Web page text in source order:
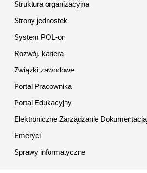
Struktura organizacyjna
Strony jednostek
System POL-on
Rozwój, kariera
Związki zawodowe
Portal Pracownika
Portal Edukacyjny
Elektroniczne Zarządzanie Dokumentacją
Emeryci
Sprawy informatyczne